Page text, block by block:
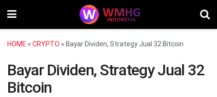
HOME » CRYPTO » Bayar Dividen, Strategy Jual 32 Bitcoin
Bayar Dividen, Strategy Jual 32
Bitcoin